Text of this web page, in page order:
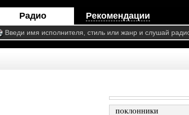
Радио Рекомендации
ПОКЛОННИКИ